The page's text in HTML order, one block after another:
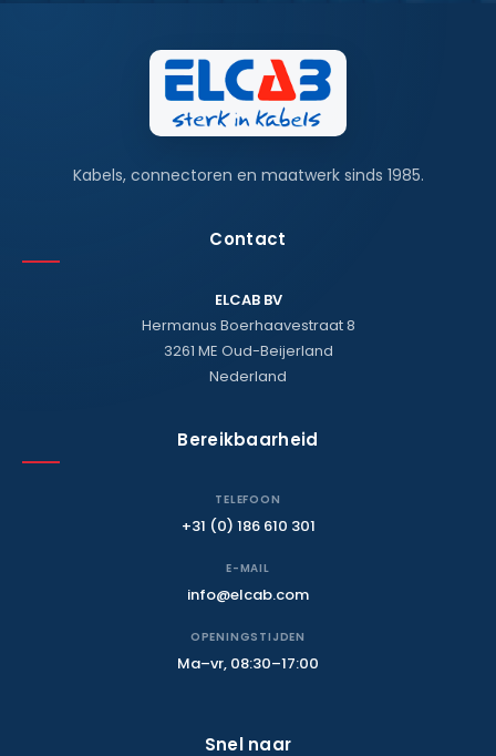
Kabels, connectoren en maatwerk sinds 1985.
Contact
ELCAB BV
Hermanus Boerhaavestraat 8
3261 ME Oud-Beijerland
Nederland
Bereikbaarheid
TELEFOON
+31 (0) 186 610 301
E-MAIL
info@elcab.com
OPENINGSTIJDEN
Ma–vr, 08:30–17:00
Snel naar